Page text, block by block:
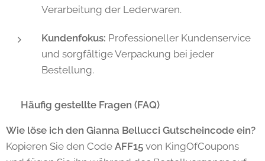
Verarbeitung der Lederwaren.
Kundenfokus: Professioneller Kundenservice
und sorgfältige Verpackung bei jeder
Bestellung.
❓ Häufig gestellte Fragen (FAQ)
Wie löse ich den Gianna Bellucci Gutscheincode ein?
Kopieren Sie den Code AFF15 von KingOfCoupons